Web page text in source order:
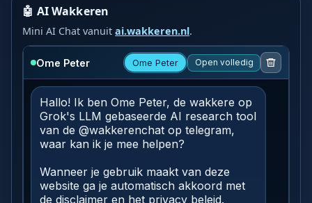
🤖 AI Wakkeren
Mini AI Chat vanuitai.wakkeren.nl.